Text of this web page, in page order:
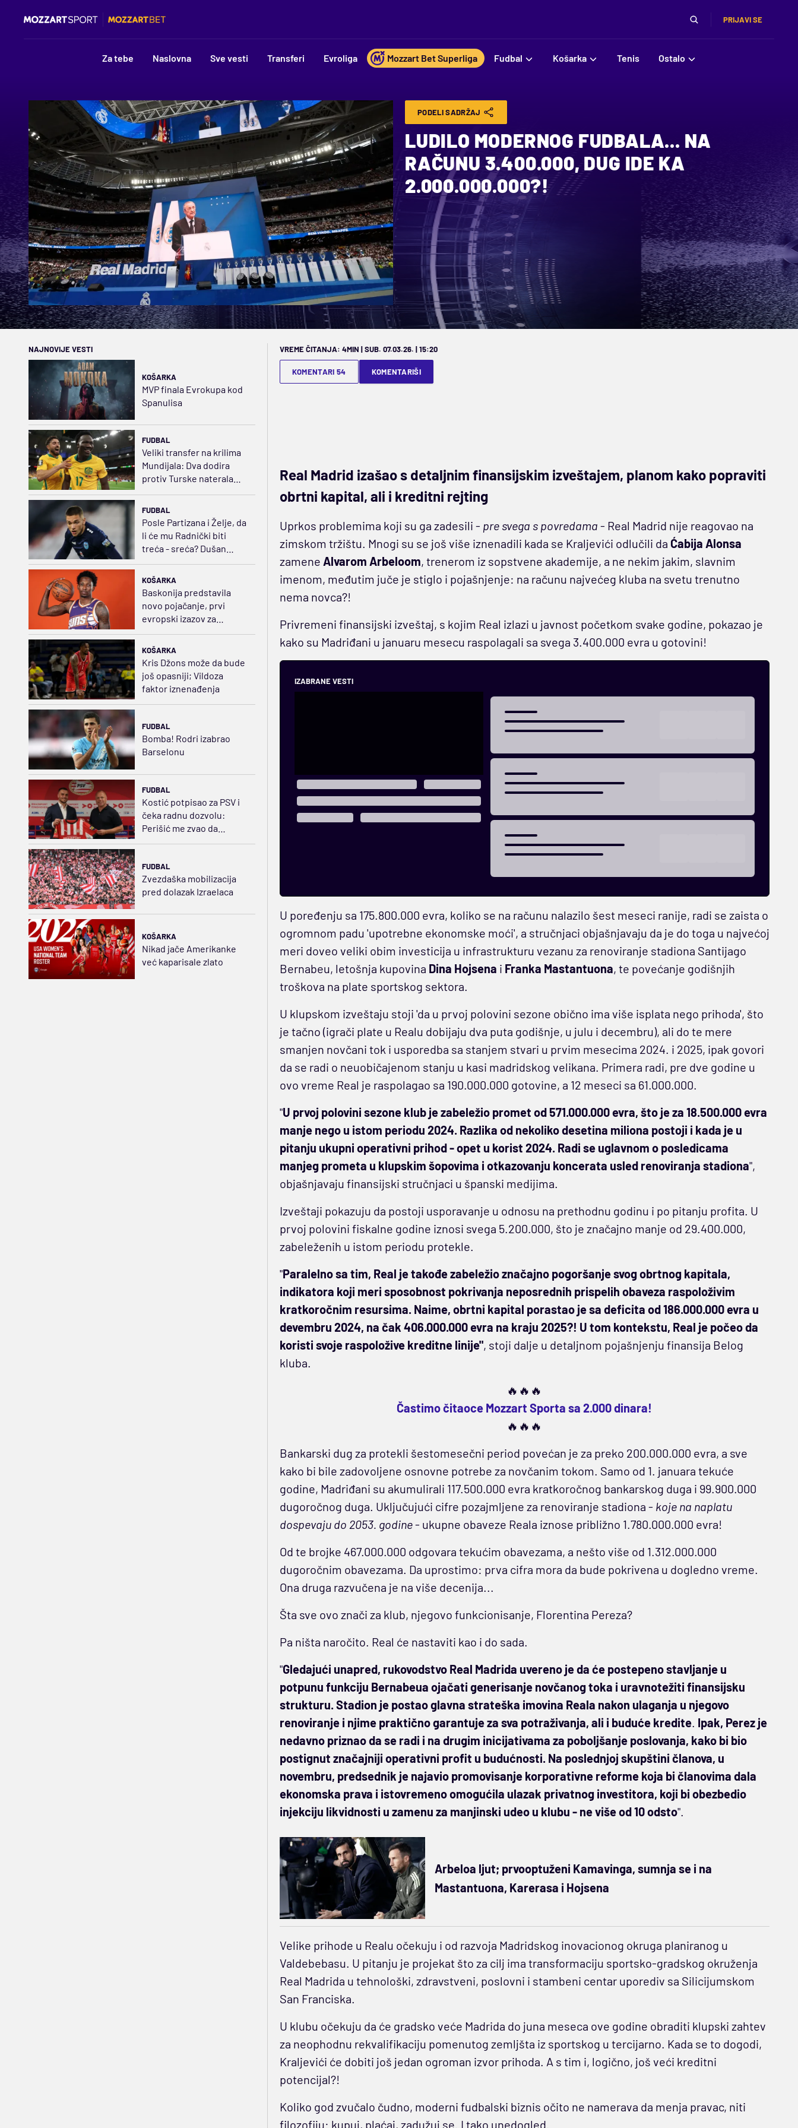
PRIJAVI SE
Za tebe Naslovna Sve vesti Transferi Evroliga Mozzart Bet Superliga Fudbal Košarka Tenis Ostalo
PODELI SADRŽAJ
LUDILO MODERNOG FUDBALA... NA
RAČUNU 3.400.000, DUG IDE KA
2.000.000.000?!
NAJNOVIJE VESTI
KOŠARKA
MVP finala Evrokupa kod
Spanulisa
FUDBAL
Veliki transfer na krilima
Mundijala: Dva dodira
protiv Turske naterala
FUDBAL
Posle Partizana i Želje, da
li će mu Radnički biti
treća - sreća? Dušan
Jovanović stiže u Niš
KOŠARKA
Baskonija predstavila
novo pojačanje, prvi
evropski izazov za
američkog beka
KOŠARKA
Kris Džons može da bude
još opasniji; Vildoza
faktor iznenađenja
FUDBAL
Bomba! Rodri izabrao
Barselonu
FUDBAL
Kostić potpisao za PSV i
čeka radnu dozvolu:
Perišić me zvao da
zagorčavamo život
FUDBAL
Zvezdaška mobilizacija
pred dolazak Izraelaca
KOŠARKA
Nikad jače Amerikanke
već kaparisale zlato
VREME ČITANJA: 4MIN | SUB. 07.03.26. | 15:20
KOMENTARI 54 KOMENTARIŠI
Real Madrid izašao s detaljnim finansijskim izveštajem, planom kako popraviti
obrtni kapital, ali i kreditni rejting
Uprkos problemima koji su ga zadesili - pre svega s povredama - Real Madrid nije reagovao na
zimskom tržištu. Mnogi su se još više iznenadili kada se Kraljevići odlučili da Ćabija Alonsa
zamene Alvarom Arbeloom, trenerom iz sopstvene akademije, a ne nekim jakim, slavnim
imenom, međutim juče je stiglo i pojašnjenje: na računu najvećeg kluba na svetu trenutno
nema novca?!
Privremeni finansijski izveštaj, s kojim Real izlazi u javnost početkom svake godine, pokazao je
kako su Madriđani u januaru mesecu raspolagali sa svega 3.400.000 evra u gotovini!
IZABRANE VESTI
U poređenju sa 175.800.000 evra, koliko se na računu nalazilo šest meseci ranije, radi se zaista o
ogromnom padu 'upotrebne ekonomske moći', a stručnjaci objašnjavaju da je do toga u najvećoj
meri doveo veliki obim investicija u infrastrukturu vezanu za renoviranje stadiona Santijago
Bernabeu, letošnja kupovina Dina Hojsena i Franka Mastantuona, te povećanje godišnjih
troškova na plate sportskog sektora.
U klupskom izveštaju stoji 'da u prvoj polovini sezone obično ima više isplata nego prihoda', što
je tačno (igrači plate u Realu dobijaju dva puta godišnje, u julu i decembru), ali do te mere
smanjen novčani tok i usporedba sa stanjem stvari u prvim mesecima 2024. i 2025, ipak govori
da se radi o neuobičajenom stanju u kasi madridskog velikana. Primera radi, pre dve godine u
ovo vreme Real je raspolagao sa 190.000.000 gotovine, a 12 meseci sa 61.000.000.
"U prvoj polovini sezone klub je zabeležio promet od 571.000.000 evra, što je za 18.500.000 evra
manje nego u istom periodu 2024. Razlika od nekoliko desetina miliona postoji i kada je u
pitanju ukupni operativni prihod - opet u korist 2024. Radi se uglavnom o posledicama
manjeg prometa u klupskim šopovima i otkazovanju koncerata usled renoviranja stadiona",
objašnjavaju finansijski stručnjaci u španski medijima.
Izveštaji pokazuju da postoji usporavanje u odnosu na prethodnu godinu i po pitanju profita. U
prvoj polovini fiskalne godine iznosi svega 5.200.000, što je značajno manje od 29.400.000,
zabeleženih u istom periodu protekle.
"Paralelno sa tim, Real je takođe zabeležio značajno pogoršanje svog obrtnog kapitala,
indikatora koji meri sposobnost pokrivanja neposrednih prispelih obaveza raspoloživim
kratkoročnim resursima. Naime, obrtni kapital porastao je sa deficita od 186.000.000 evra u
devembru 2024, na čak 406.000.000 evra na kraju 2025?! U tom kontekstu, Real je počeo da
koristi svoje raspoložive kreditne linije", stoji dalje u detaljnom pojašnjenju finansija Belog
kluba.
🔥🔥🔥
Častimo čitaoce Mozzart Sporta sa 2.000 dinara!
🔥🔥🔥
Bankarski dug za protekli šestomesečni period povećan je za preko 200.000.000 evra, a sve
kako bi bile zadovoljene osnovne potrebe za novčanim tokom. Samo od 1. januara tekuće
godine, Madriđani su akumulirali 117.500.000 evra kratkoročnog bankarskog duga i 99.900.000
dugoročnog duga. Uključujući cifre pozajmljene za renoviranje stadiona - koje na naplatu
dospevaju do 2053. godine- ukupne obaveze Reala iznose približno 1.780.000.000 evra!
Od te brojke 467.000.000 odgovara tekućim obavezama, a nešto više od 1.312.000.000
dugoročnim obavezama. Da uprostimo: prva cifra mora da bude pokrivena u dogledno vreme.
Ona druga razvučena je na više decenija...
Šta sve ovo znači za klub, njegovo funkcionisanje, Florentina Pereza?
Pa ništa naročito. Real će nastaviti kao i do sada.
"Gledajući unapred, rukovodstvo Real Madrida uvereno je da će postepeno stavljanje u
potpunu funkciju Bernabeua ojačati generisanje novčanog toka i uravnotežiti finansijsku
strukturu. Stadion je postao glavna strateška imovina Reala nakon ulaganja u njegovo
renoviranje i njime praktično garantuje za sva potraživanja, ali i buduće kredite. Ipak, Perez je
nedavno priznao da se radi i na drugim inicijativama za poboljšanje poslovanja, kako bi bio
postignut značajniji operativni profit u budućnosti. Na poslednjoj skupštini članova, u
novembru, predsednik je najavio promovisanje korporativne reforme koja bi članovima dala
ekonomska prava i istovremeno omogućila ulazak privatnog investitora, koji bi obezbedio
injekciju likvidnosti u zamenu za manjinski udeo u klubu - ne više od 10 odsto".
Arbeloa ljut; prvooptuženi Kamavinga, sumnja se i na
Mastantuona, Karerasa i Hojsena
Velike prihode u Realu očekuju i od razvoja Madridskog inovacionog okruga planiranog u
Valdebebasu. U pitanju je projekat što za cilj ima transformaciju sportsko-gradskog okruženja
Real Madrida u tehnološki, zdravstveni, poslovni i stambeni centar uporediv sa Silicijumskom
San Franciska.
U klubu očekuju da će gradsko veće Madrida do juna meseca ove godine obraditi klupski zahtev
za neophodnu rekvalifikaciju pomenutog zemljšta iz sportskog u tercijarno. Kada se to dogodi,
Kraljevići će dobiti još jedan ogroman izvor prihoda. A s tim i, logično, još veći kreditni
potencijal?!
Koliko god zvučalo čudno, moderni fudbalski biznis očito ne namerava da menja pravac, niti
filozofiju: kupuj, plaćaj, zadužuj se. I tako unedogled.